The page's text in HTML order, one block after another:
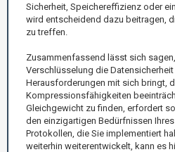
Sicherheit, Speichereffizienz oder
wird entscheidend dazu beitragen,
zu treffen.
Zusammenfassend lässt sich
Verschlüsselung die
Herausforderungen mit sich bringt,
Kompressionsfähigkeiten
Gleichgewicht zu finden, erfordert
den einzigartigen Bedürfnissen
Protokollen, die Sie implementiert
weiterhin weiterentwickelt, kann es